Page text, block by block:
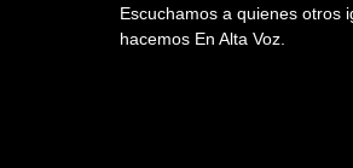
Escuchamos a quienes otros
hacemos En Alta Voz.